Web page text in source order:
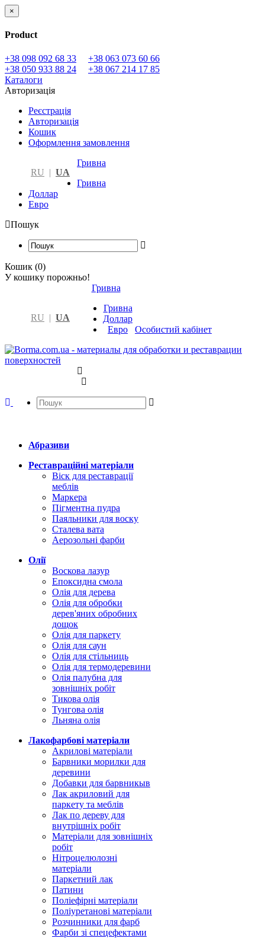
×
Product
+38 098 092 68 33
+38 063 073 60 66
+38 050 933 88 24
+38 067 214 17 85
Каталоги
Авторизація
Реєстрація
Авторизація
Кошик
Оформлення замовлення
RU | UA
Гривна
Гривна
Доллар
Евро
Пошук
Кошик (0)
У кошику порожньо!
RU | UA
Гривна
Гривна
Доллар
Евро
Особистий кабінет
Абразиви
Реставраційні матеріали
Віск для реставрації
меблів
Маркера
Пігментна пудра
Паяльники для воску
Сталева вата
Аерозольні фарби
Олії
Воскова лазур
Епоксидна смола
Олія для дерева
Олія для обробки
дерев'яних обробних
дощок
Олія для паркету
Олія для саун
Олія для стільниць
Олія для термодеревини
Олія палубна для
зовнішніх робіт
Тикова олія
Тунгова олія
Льняна олія
Лакофарбові матеріали
Акрилові матеріали
Барвники морилки для
деревини
Добавки для барвникыв
Лак акриловий для
паркету та меблів
Лак по дереву для
внутрішніх робіт
Матеріали для зовнішніх
робіт
Нітроцелюлозні
матеріали
Паркетний лак
Патини
Поліефірні матеріали
Поліуретанові матеріали
Розчинники для фарб
Фарби зі спецефектами